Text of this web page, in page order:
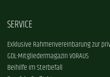
SERVICE
Exklusive Rahmenvereinbarung zur
GDL-Mitgliedermagazin VORAUS
Beihilfe im Sterbefall